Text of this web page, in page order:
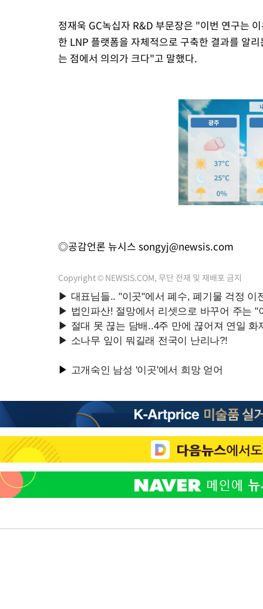
정재욱 GC녹십자 R&D 부문장은 "이번 연구는
한 LNP 플랫폼을 자체적으로 구축한 결과를 알
는 점에서 의의가 크다"고 말했다.
◎공감언론 뉴시스 songyj@newsis.com
Copyright © NEWSIS.COM, 무단 전재 및 재배포 금지